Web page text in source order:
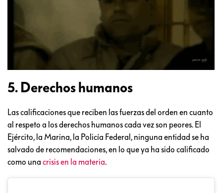
5. Derechos humanos
Las calificaciones que reciben las fuerzas del orden en cuanto
al respeto a los derechos humanos cada vez son peores. El
Ejército, la Marina, la Policía Federal, ninguna entidad se ha
salvado de recomendaciones, en lo que ya ha sido calificado
como una crisis en la materia.